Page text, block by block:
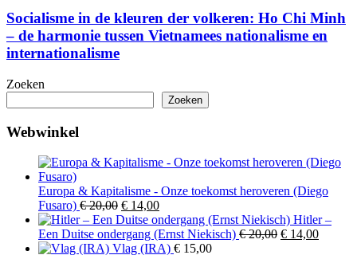
Socialisme in de kleuren der volkeren: Ho Chi Minh
– de harmonie tussen Vietnamees nationalisme en
internationalisme
Zoeken
Zoeken
Webwinkel
Europa & Kapitalisme - Onze toekomst heroveren (Diego
Fusaro) €20,00 Oorspronkelijke
prijs
was:
€ 20,00.
€ 14,00Huidige
prijs
is:
€ 14,00.
Hitler –
Een Duitse ondergang (Ernst Niekisch) €20,00 € 14,00
Vlag (IRA) € 15,00